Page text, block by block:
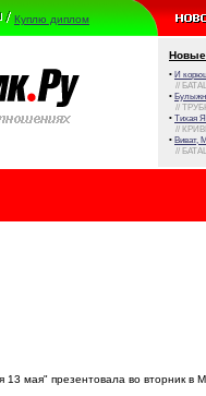
Куплю диплом
Новые
• И
//
•
//
• Тихая
//
• Виват,
//
мая" презентовала во вторник в